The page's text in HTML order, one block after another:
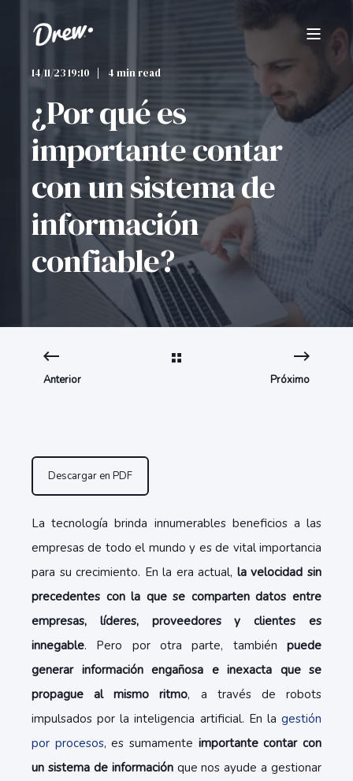
14/11/23 19:10 4 min read
¿Por qué es
importante contar
con un sistema de
información
confiable?
Anterior Próximo
Descargar en PDF
La tecnología brinda innumerables beneficios a las
empresas de todo el mundo y es de vital importancia
para su crecimiento. En la era actual, la velocidad sin
precedentes con la que se comparten datos entre
empresas, líderes, proveedores y clientes es
innegable. Pero por otra parte, también puede
generar información engañosa e inexacta que se
propague al mismo ritmo, a través de robots
impulsados por la inteligencia artificial. En la gestión
por procesos, es sumamente importante contar con
un sistema de información que nos ayude a gestionar